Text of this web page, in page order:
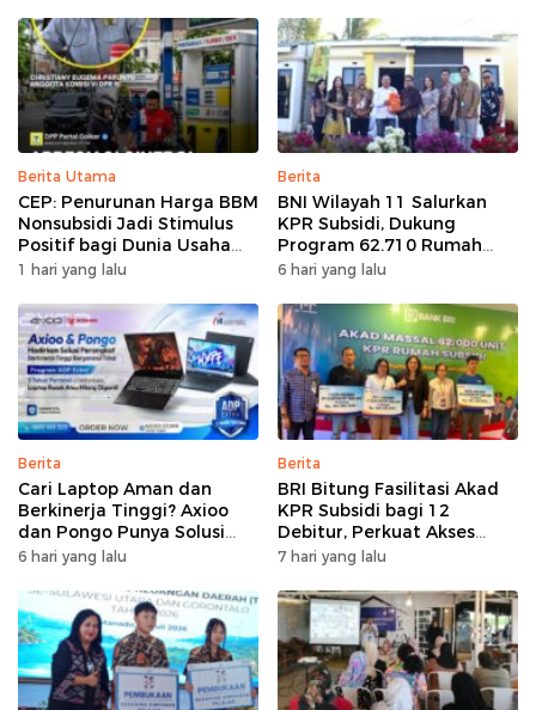
Berita Utama
CEP: Penurunan Harga BBM
Nonsubsidi Jadi Stimulus
Positif bagi Dunia Usaha
dan Pertumbuhan Ekonomi
1 hari yang lalu
Berita
BNI Wilayah 11 Salurkan
KPR Subsidi, Dukung
Program 62.710 Rumah
Bersubsidi
6 hari yang lalu
Berita
Cari Laptop Aman dan
Berkinerja Tinggi? Axioo
dan Pongo Punya Solusi
dengan Garansi Ekstra
6 hari yang lalu
Berita
BRI Bitung Fasilitasi Akad
KPR Subsidi bagi 12
Debitur, Perkuat Akses
Hunian Masyarakat
7 hari yang lalu